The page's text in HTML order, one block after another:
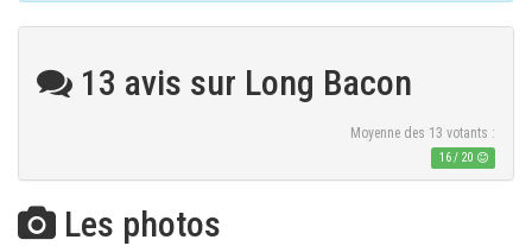
13 avis sur Long Bacon
Moyenne des 13 votants :
16/ 20
Les photos